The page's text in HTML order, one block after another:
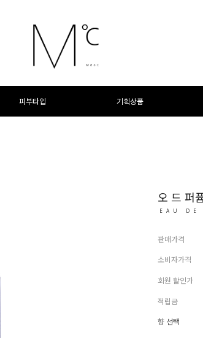
피부타입 기획상품
오 드 퍼
EAU DE
판매가격
소비자가격
회원 할인가
적립금
향 선택